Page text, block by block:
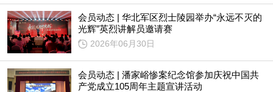
会员动态 | 华北军区烈士陵园举办“永远不灭的
光辉”英烈讲解员邀请赛
2026年06月30日
会员动态 | 潘家峪惨案纪念馆参加庆祝中国共
产党成立105周年主题宣讲活动